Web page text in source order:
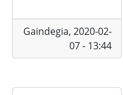
Gaindegia, 2020-02-
07 - 13:44